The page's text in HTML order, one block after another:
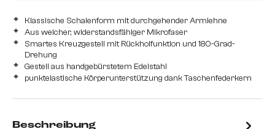
Klassische Schalenform mit durchgehender Armlehne
Aus weicher, widerstandsfähiger Mikrofaser
Smartes Kreuzgestell mit Rückholfunktion und 180-Grad-
Drehung
Gestell aus handgebürstetem Edelstahl
punktelastische Körperunterstützung dank Taschenfederkern
Beschreibung